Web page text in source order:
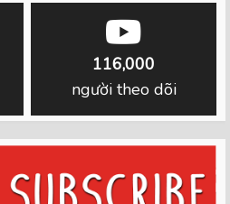
116,000
người theo dõi